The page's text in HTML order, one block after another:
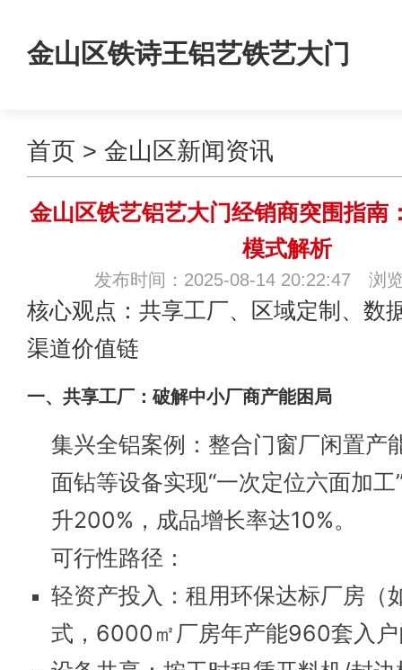
金山区铁诗王铝艺铁艺大门
首页 > 金山区新闻资讯
金山区铁艺铝艺大门经销商突围指南
模式解析
发布时间：2025-08-14 20:22:47 浏
核心观点：共享工厂、区域定制、数
渠道价值链
一、共享工厂：破解中小厂商产能困局
集兴全铝案例：整合门窗厂闲置产
面钻等设备实现“一次定位六面加
升200%，成品增长率达10%。
可行性路径：
轻资产投入：租用环保达标厂房（
式，6000㎡厂房年产能960套入